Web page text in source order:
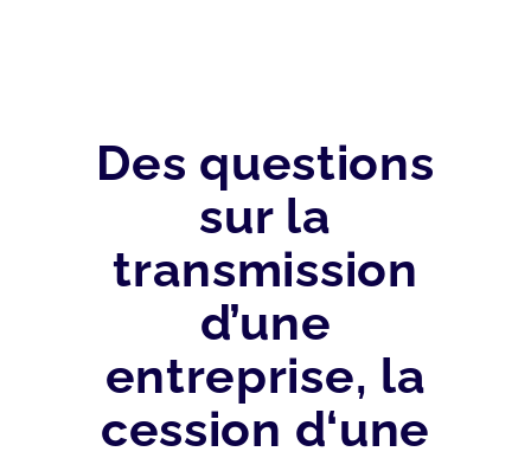
Des questions
sur la
transmission
d’une
entreprise, la
cession d‘une